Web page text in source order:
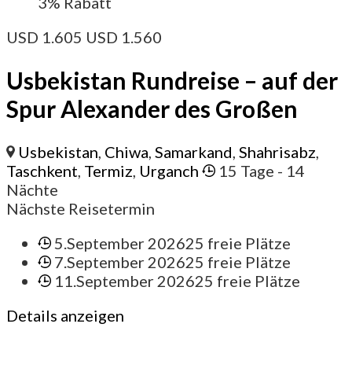
USD 1.605 USD 1.560
Usbekistan Rundreise – auf der
Spur Alexander des Großen
Usbekistan Chiwa ,Samarkand ,Shahrisabz
Taschkent Termiz Urganch 15 Tage - 14
Nächte
Nächste Reisetermin
5.September 202625 freie Plätze
7.September 202625 freie Plätze
11.September 202625 freie Plätze
Details anzeigen